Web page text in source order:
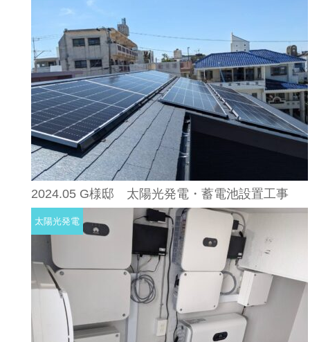
2024.05 G様邸 太陽光発電・蓄電池設置工事
太陽光発電